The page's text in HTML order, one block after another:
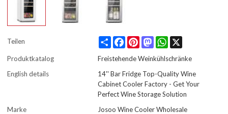
Teilen Share FacebookPinterestMastodonWhatsApp
Produktkatalog
Freistehende Weinkühlschränke
English details
14'' Bar Fridge Top-Quality Wine
Cabinet Cooler Factory - Get Your
Perfect Wine Storage Solution
Marke
Josoo Wine Cooler Wholesale